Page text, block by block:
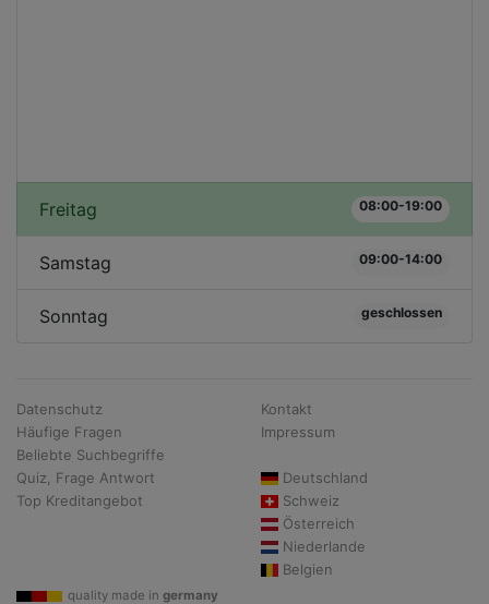
Freitag 08:00-19:00
Samstag 09:00-14:00
Sonntag geschlossen
Datenschutz
Häufige Fragen
Beliebte Suchbegriffe
Quiz, Frage Antwort
Top Kreditangebot
Kontakt
Impressum
Deutschland
Schweiz
Österreich
Niederlande
Belgien
quality made in germany